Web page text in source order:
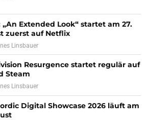
„An Extended Look“ startet am 27.
zuerst auf Netflix
Linsbauer
Resurgence startet regulär auf
Steam
Linsbauer
Digital Showcase 2026 läuft am